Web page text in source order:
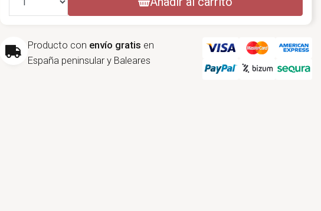
Producto con envío gratis en
España peninsular y Baleares